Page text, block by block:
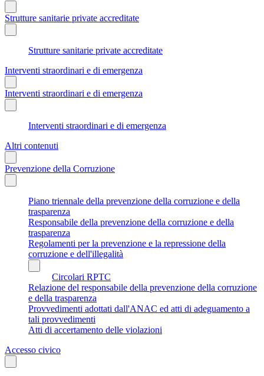
Strutture sanitarie private accreditate
Strutture sanitarie private accreditate
Interventi straordinari e di emergenza
Interventi straordinari e di emergenza
Interventi straordinari e di emergenza
Altri contenuti
Prevenzione della Corruzione
Piano triennale della prevenzione della corruzione e della
trasparenza
Responsabile della prevenzione della corruzione e della
trasparenza
Regolamenti per la prevenzione e la repressione della
corruzione e dell'illegalità
Circolari RPTC
Relazione del responsabile della prevenzione della corruzione
e della trasparenza
Provvedimenti adottati dall'ANAC ed atti di adeguamento a
tali provvedimenti
Atti di accertamento delle violazioni
Accesso civico